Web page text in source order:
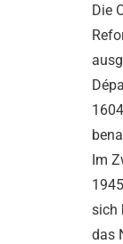
Die
Im
sich
das